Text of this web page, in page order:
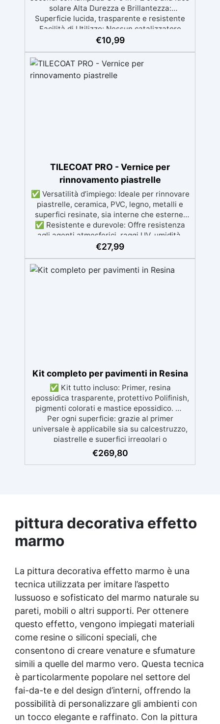
solare Alta Durezza e Brillantezza:
Superficie lucida, trasparente e resistente
Facilità di Utilizzo: Nessun catalizzatore
richiesto, applicala e indurisce subito
decorazioni personalizzate Nuova Formula:
Non lascia superfici appiccicose, risultato
pulito e sicuro
€10,99
TILECOAT PRO - Vernice per
rinnovamento piastrelle
✅ Versatilità d’impiego: Ideale per rinnovare
piastrelle, ceramica, PVC, legno, metalli e
superfici resinate, sia interne che esterne.
✅ Resistente e durevole: Offre resistenza
agli agenti atmosferici, raggi UV, umidità,
abrasione e detergenti aggressivi. ✅
Disponibile in colori RAL e NCS su richiesta,
con una finitura traspirante e resistente. ✅
€27,99
Kit completo per pavimenti in Resina
✅ Kit tutto incluso: Primer, resina
epossidica trasparente, protettivo Polifinish,
pigmenti colorati e mastice epossidico. ✅
Per ogni superficie: grazie al primer
universale è applicabile sia su calcestruzzo,
piastrelle e superfici irregolari o
danneggiate. ✅ Facile da applicare: Video
Guida completa inclusa, 3 semplici passaggi,
Disponibile in kit per metrature da 2m² a
100m², con una vasta gamma di pigmenti
€269,80
pittura decorativa effetto
marmo
La pittura decorativa effetto marmo è una
tecnica utilizzata per imitare l’aspetto
lussuoso e sofisticato del marmo naturale su
pareti, mobili o altri supporti. Per ottenere
questo effetto, vengono impiegati materiali
come resine o siliconi speciali, che
consentono di creare venature e sfumature
simili a quelle del marmo vero. Questa tecnica
è particolarmente popolare nel settore del
fai-da-te e del design d’interni, offrendo la
possibilità di personalizzare gli ambienti con
un tocco elegante e raffinato. Con la pittura